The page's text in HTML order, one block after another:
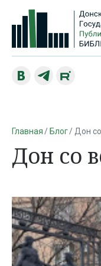
Главная Блог Дон
Дон со